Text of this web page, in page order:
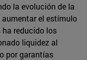
la evolución de la
el estímulo
ha reducido los
liquidez al
por garantías